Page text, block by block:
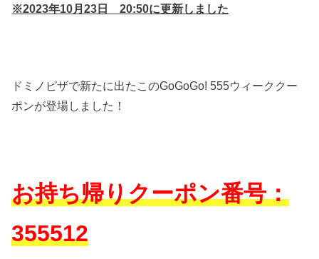
※2023年10月23日 20:50に更新しました
ドミノピザで新たに出たこのGoGoGo! 555ウィーククー
ポンが登場しました！
お持ち帰りクーポン番号：
355512